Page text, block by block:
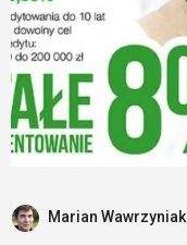
Marian Wawrzyniak